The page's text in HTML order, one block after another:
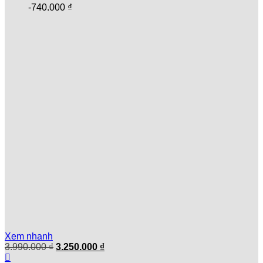
-740.000 ₫
Xem nhanh
3.990.000₫ Giá
3.250.000 ₫Giá